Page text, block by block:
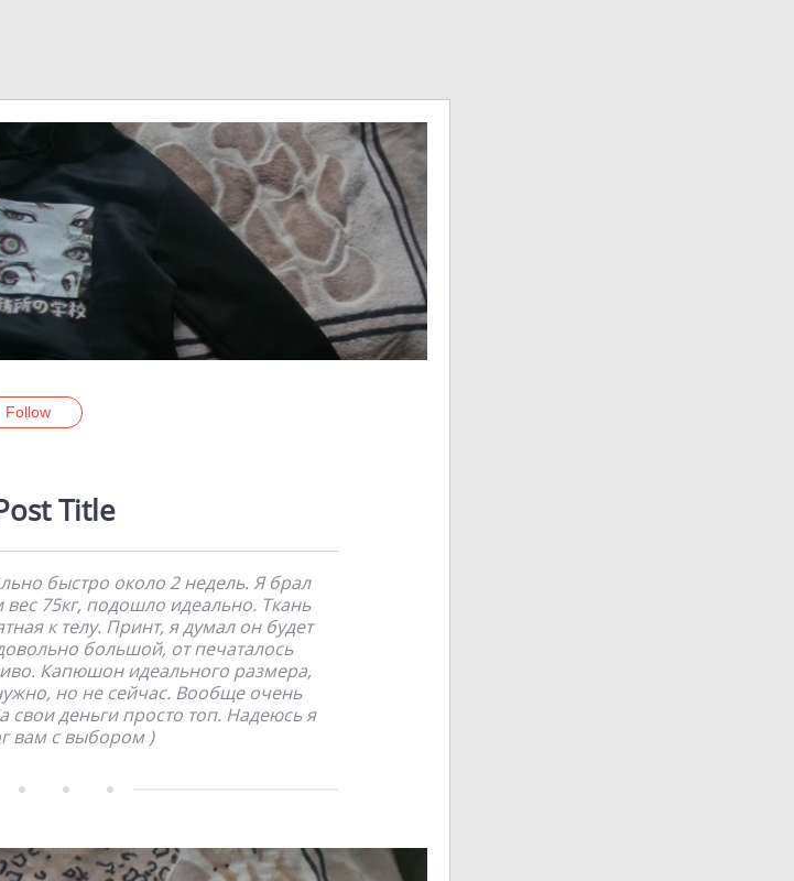
Follow
Title
быстро около 2 недель. Я брал
вес 75кг, подошло идеально. Ткань
к телу. Принт, я думал он будет
большой, от печаталось
Капюшон идеального размера,
но не сейчас. Вообще очень
свои деньги просто топ. Надеюсь я
вам с выбором )